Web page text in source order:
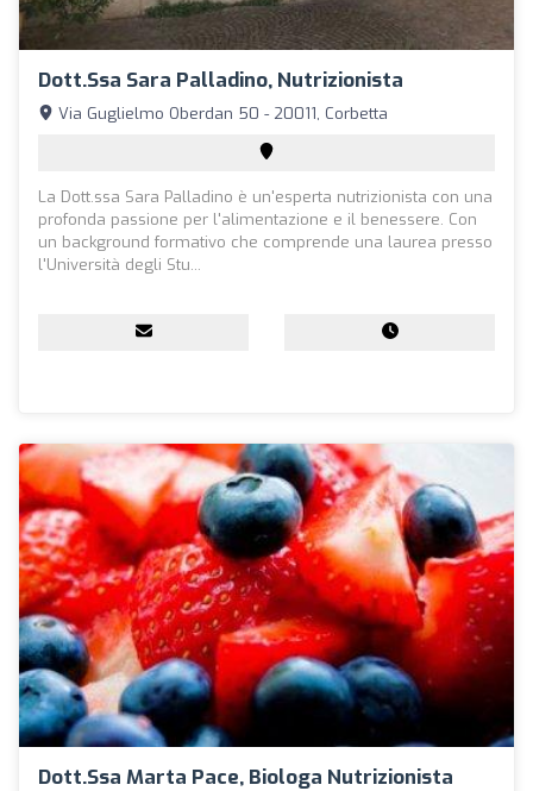
Dott.ssa Sara Palladino, Nutrizionista
Via Guglielmo Oberdan 50 - 20011, Corbetta
La Dott.ssa Sara Palladino è un'esperta nutrizionista con una
profonda passione per l'alimentazione e il benessere. Con
un background formativo che comprende una laurea presso
l'Università degli Stu...
Dott.ssa Marta Pace, Biologa Nutrizionista